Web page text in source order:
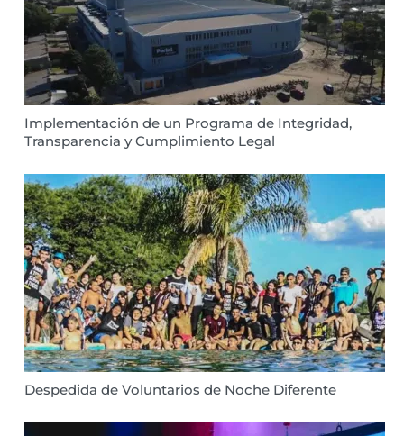
Implementación de un Programa de Integridad,
Transparencia y Cumplimiento Legal
Despedida de Voluntarios de Noche Diferente